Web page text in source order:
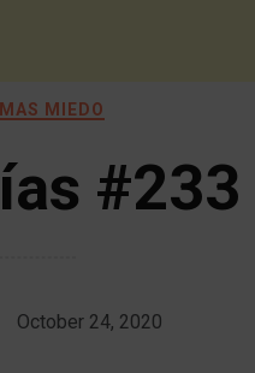
MIEDO
#233
October 24, 2020